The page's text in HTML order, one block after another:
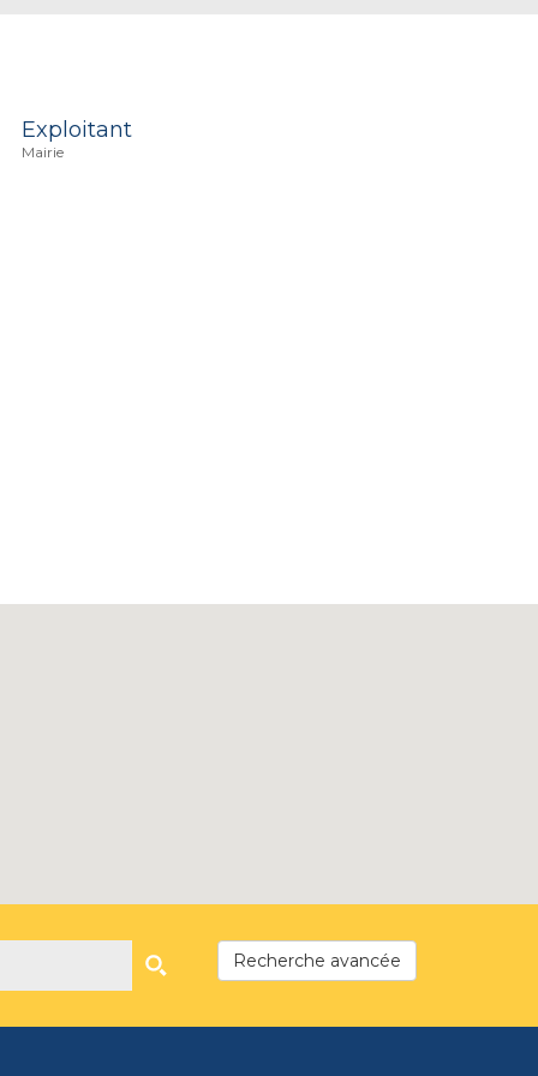
Exploitant
Mairie
Recherche avancée